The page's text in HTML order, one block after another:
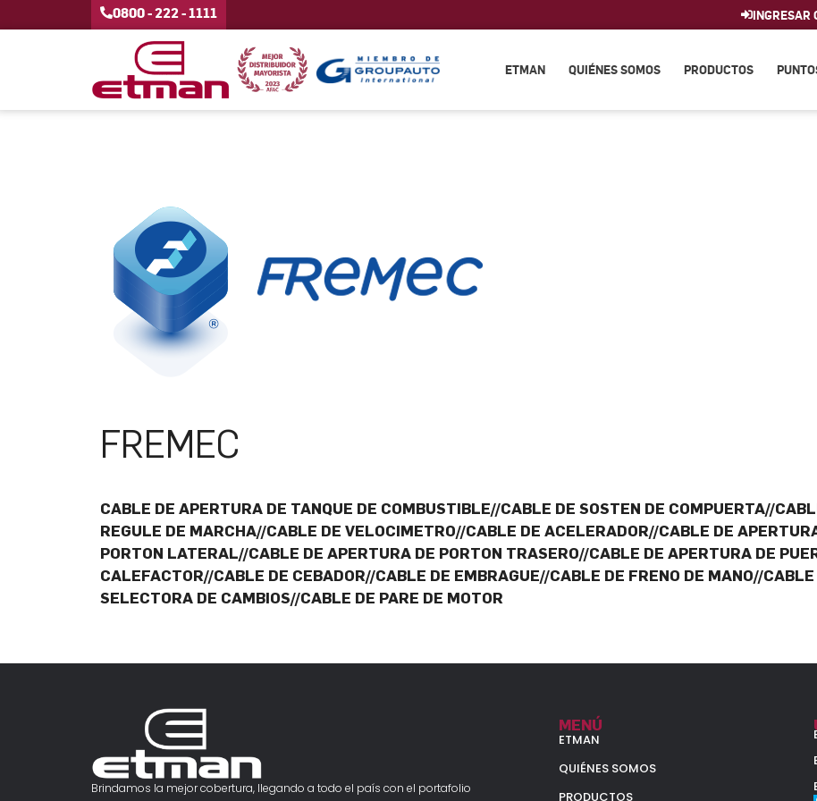
0800 - 222 - 1111 INGRESAR
ETMAN QUIÉNES SOMOS PRODUCTOS
FREMEC
CABLE DE APERTURA DE TANQUE DE COMBUSTIBLE//CABLE DE SOSTEN DE COMPUERTA//
REGULE DE MARCHA//CABLE DE VELOCIMETRO//CABLE DE ACELERADOR//CABLE DE
PORTON LATERAL//CABLE DE APERTURA DE PORTON TRASERO//CABLE DE APERTURA DE
CALEFACTOR//CABLE DE CEBADOR//CABLE DE EMBRAGUE//CABLE DE FRENO DE MANO//
SELECTORA DE CAMBIOS//CABLE DE PARE DE MOTOR
Brindamos la mejor cobertura, llegando a todo el país con el portafolio
MENÚ
ETMAN
QUIÉNES SOMOS
PRODUCTOS